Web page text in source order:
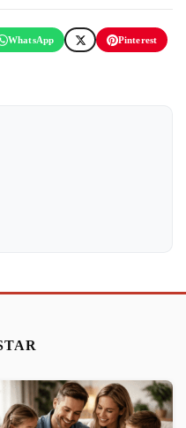
WhatsApp Pinterest